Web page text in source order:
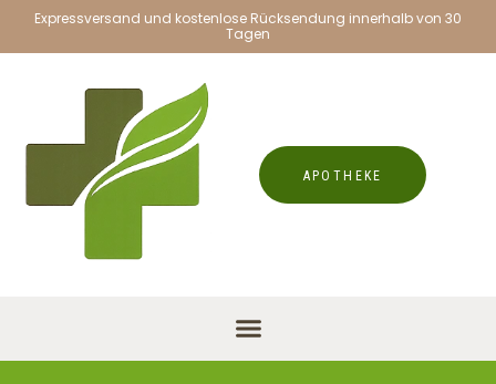
Expressversand und kostenlose Rücksendung innerhalb von 30
Tagen
APOTHEKE